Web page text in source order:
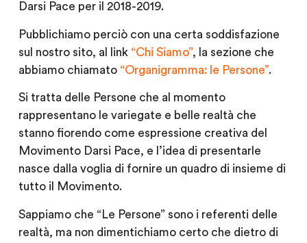
Darsi Pace per il 2018-2019.
Pubblichiamo perciò con una certa soddisfazione
sul nostro sito, al link “Chi Siamo”, la sezione che
abbiamo chiamato “Organigramma: le Persone”.
Si tratta delle Persone che al momento
rappresentano le variegate e belle realtà che
stanno fiorendo come espressione creativa del
Movimento Darsi Pace, e l’idea di presentarle
nasce dalla voglia di fornire un quadro di insieme di
tutto il Movimento.
Sappiamo che “Le Persone” sono i referenti delle
realtà, ma non dimentichiamo certo che dietro di